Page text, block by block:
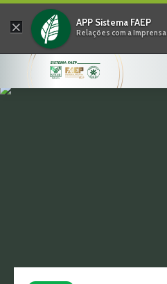
× APP Sistema FAEP
Relações com a Imprensa